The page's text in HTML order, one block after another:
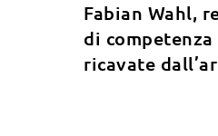
Fabian Wahl,
di
ricavate